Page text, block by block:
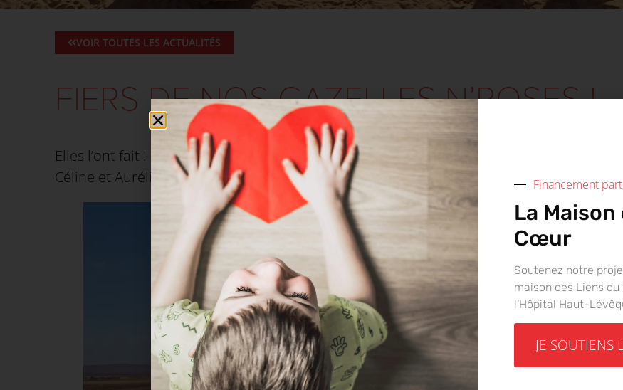
VOIR TOUTES LES ACTUALITÉS
FIERS DE NOS GAZELLES N’ROSES !
Elles l’ont fait ! Malgré un changement de coéquipière à 48H du décollage ou encore
Céline et Aurélie sont arrivées au bout de l’édition 2023 du Trek Rose Trip.
Financement
La
Cœur
Soutenez notre
maison des Liens
l’Hôpital Haut-
JE SOUTIENS